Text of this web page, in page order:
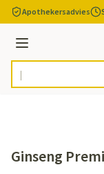
Ga naar de inhoud
Apothekersadvies
Menu
Product, merk,
Ginseng